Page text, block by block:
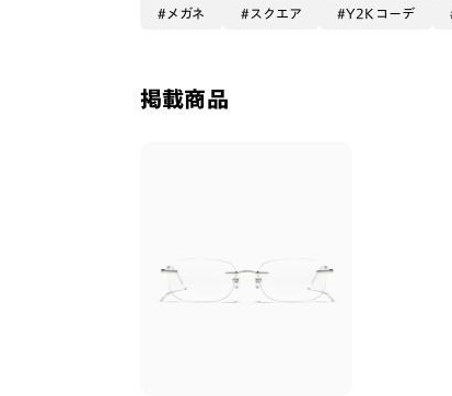
メガネ スクエア Y2Kコーデ
掲載商品